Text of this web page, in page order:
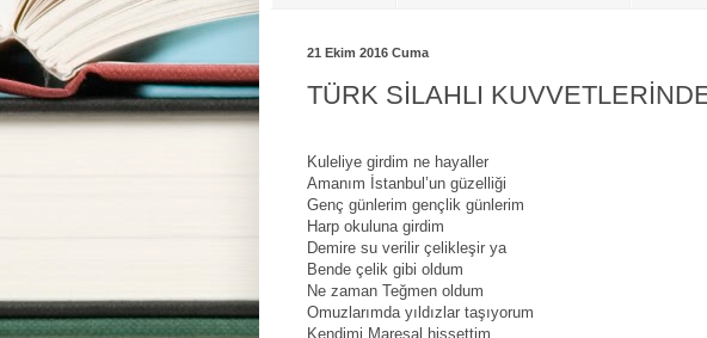
21 Ekim 2016 Cuma
TÜRK SİLAHLI
Kuleliye girdim ne hayaller
Amanım İstanbul’un güzelliği
Genç günlerim gençlik günlerim
Harp okuluna girdim
Demire su verilir çelikleşir ya
Bende çelik gibi oldum
Ne zaman Teğmen oldum
Omuzlarımda yıldızlar taşıyorum
Kendimi Mareşal hissettim